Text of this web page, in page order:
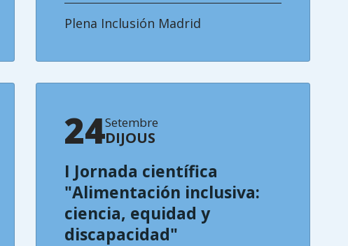
Plena Inclusión Madrid
I Jornada científica
"Alimentación inclusiva:
ciencia, equidad y
discapacidad"
24Setembre
DIJOUS